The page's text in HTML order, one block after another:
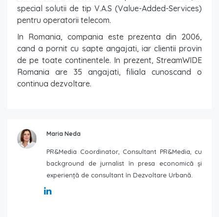
special solutii de tip V.A.S (Value-Added-Services)
pentru operatorii telecom.
In Romania, compania este prezenta din 2006,
cand a pornit cu sapte angajati, iar clientii provin
de pe toate continentele. In prezent, StreamWIDE
Romania are 35 angajati, filiala cunoscand o
continua dezvoltare.
Maria Neda
PR&Media Coordinator, Consultant PR&Media, cu
background de jurnalist în presa economică și
experiență de consultant în Dezvoltare Urbană.